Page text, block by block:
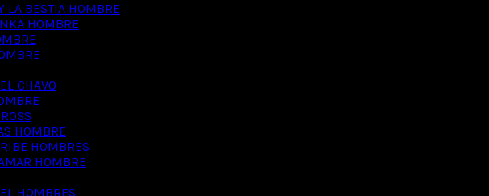
LA BESTIA HOMBRE
HOMBRE
CHAVO
HOMBRE
HOMBRES
HOMBRE
HOMBRES